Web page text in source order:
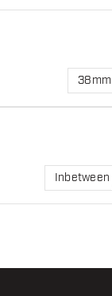
38mm
Inbetween